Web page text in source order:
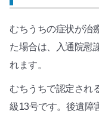
むちうちの症状が治
た場合は、入通院慰
れます。
むちうちで認定され
級13号です。後遺障